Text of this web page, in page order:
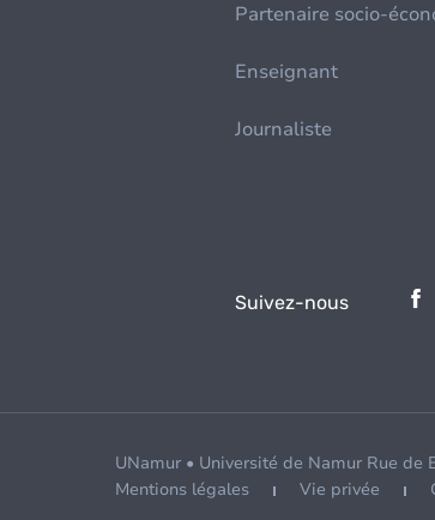
Partenaire socio-
Enseignant
Journaliste
Suivez-nous
UNamur • Université de Namur Rue de
Mentions légales
Vie privée